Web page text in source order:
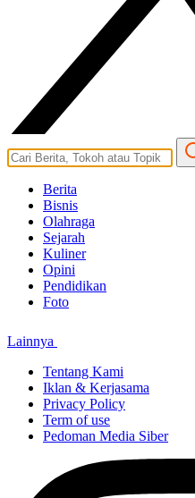
Berita
Bisnis
Olahraga
Sejarah
Kuliner
Opini
Pendidikan
Foto
Lainnya
Tentang Kami
Iklan & Kerjasama
Privacy Policy
Term of use
Pedoman Media Siber